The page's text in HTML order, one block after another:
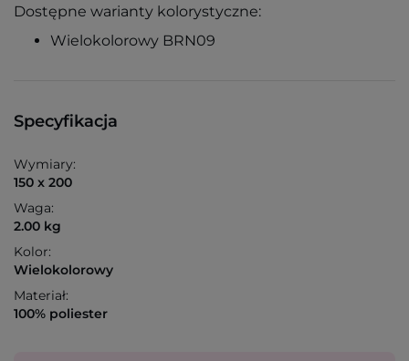
Dostępne warianty kolorystyczne:
Wielokolorowy BRN09
Specyfikacja
Wymiary:
150 x 200
Waga:
2.00 kg
Kolor:
Wielokolorowy
Materiał:
100% poliester